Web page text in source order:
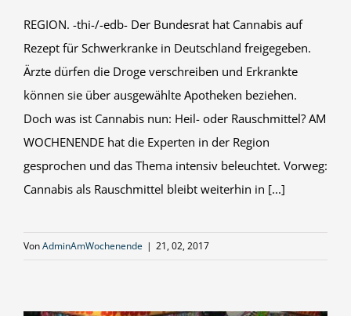
REGION. -thi-/-edb- Der Bundesrat hat Cannabis auf
Rezept für Schwerkranke in Deutschland freigegeben.
Ärzte dürfen die Droge verschreiben und Erkrankte
können sie über ausgewählte Apotheken beziehen.
Doch was ist Cannabis nun: Heil- oder Rauschmittel? AM
WOCHENENDE hat die Experten in der Region
gesprochen und das Thema intensiv beleuchtet. Vorweg:
Cannabis als Rauschmittel bleibt weiterhin in [...]
VonAdminAmWochenende | 21, 02, 2017